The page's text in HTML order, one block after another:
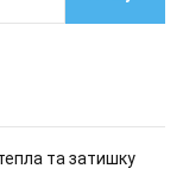
та затишку